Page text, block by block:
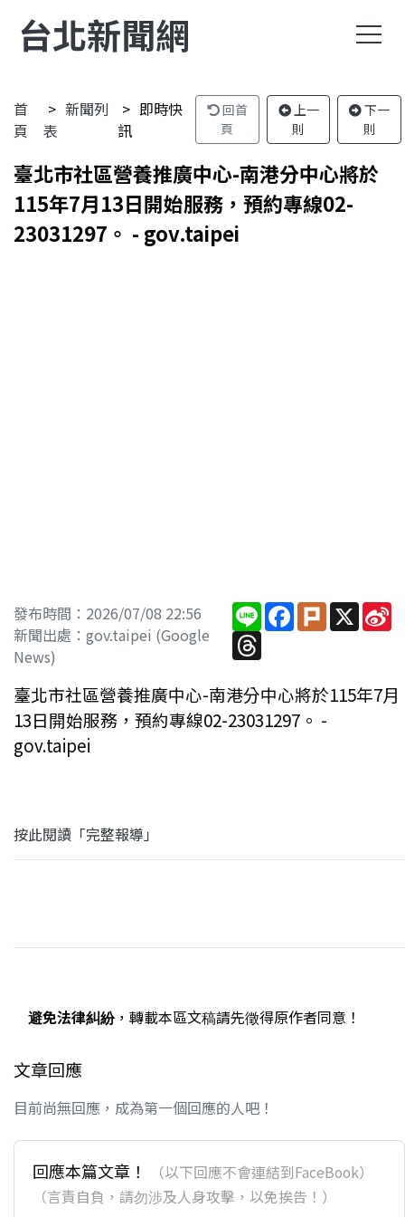
台北新聞網
首
頁
新聞列
表
即時快
訊
回首
頁
上一
則
下一
則
臺北市社區營養推廣中心-南港分中心將於
115年7月13日開始服務，預約專線02-
23031297。 - gov.taipei
發布時間：2026/07/08 22:56
新聞出處：gov.taipei (Google
News)
LineFacebook
PlurkX
Threads
臺北市社區營養推廣中心-南港分中心將於115年7月
13日開始服務，預約專線02-23031297。 -
gov.taipei
按此閱讀「完整報導」
避免法律糾紛，轉載本區文稿請先徵得原作者同意！
文章回應
目前尚無回應，成為第一個回應的人吧！
回應本篇文章！
（以下回應不會連結到FaceBook）
（言責自負，請勿涉及人身攻擊，以免挨告！）